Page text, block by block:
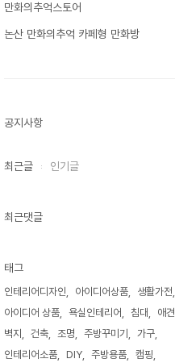
만화의추억스토어
논산 만화의추억 카페형 만화방
공지사항
최근글 인기글
최근댓글
태그
인테리어디자인 아이디어상품
생활가전
아이디어 상품
욕실인테리어 침대
애견
벽지
건축 조명 주방꾸미기
가구
인테리어소품
DIY 주방용품
캠핑